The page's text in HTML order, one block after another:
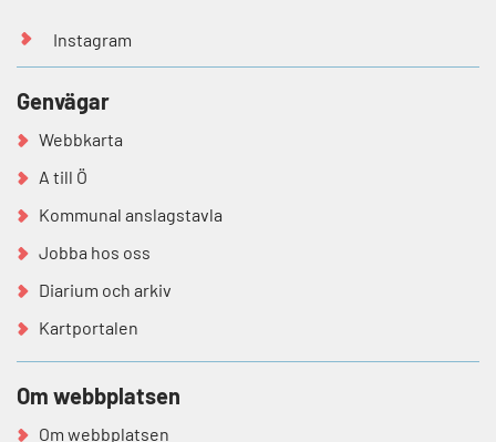
Instagram
Genvägar
Webbkarta
A till Ö
Kommunal anslagstavla
Jobba hos oss
Diarium och arkiv
Kartportalen
Om webbplatsen
Om webbplatsen